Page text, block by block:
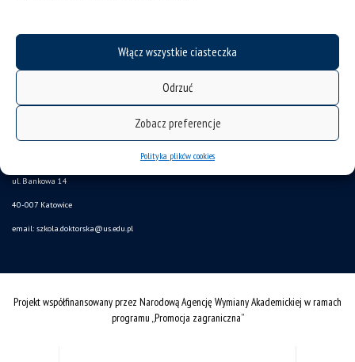
Włącz wszystkie ciasteczka
Odrzuć
Zobacz preferencje
Polityka plików cookies
deklaracja dostępności
ul. Bankowa 14
40-007 Katowice
email: szkola.doktorska@us.edu.pl
Projekt współfinansowany przez Narodową Agencję Wymiany Akademickiej w ramach
programu „Promocja zagraniczna”